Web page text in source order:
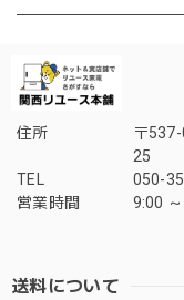
住所
〒
25
TEL
050-
営業時間
9:00
送料について